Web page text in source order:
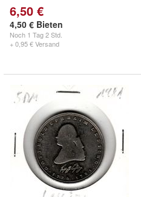
6,50 €
4,50 € Bieten
Noch 1 Tag 2 Std.
+ 0,95 € Versand